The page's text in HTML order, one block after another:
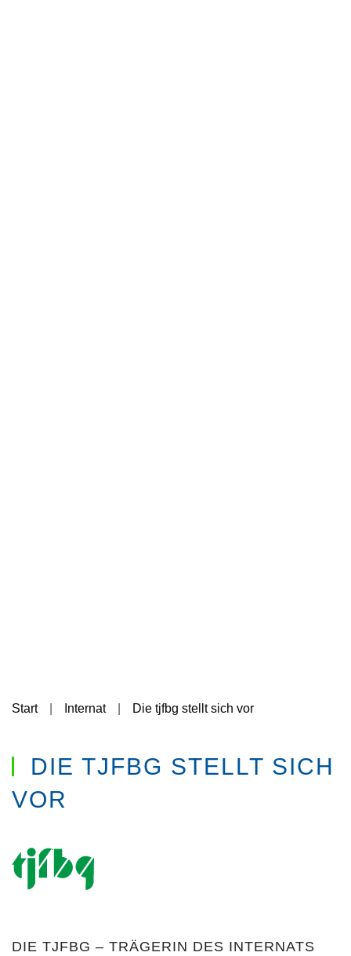
Start Internat Die tjfbg stellt sich vor
DIE TJFBG STELLT SICH
VOR
DIE TJFBG – TRÄGERIN DES INTERNATS